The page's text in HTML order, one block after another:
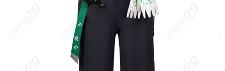
蹴りと突進を軸に、レイとの同調で瞬発力と攻撃圧を高めるラッ
シュダウンタイプとして描かれる。ブラジル出身。
：代表的なコスチュームは深緑のテーラードジ
ャケットに白いブラウス、白のスラックス、黒系のブーツ、腰の
赤いサッシュ（ロープベルト）という出で立ち。戦闘時は霊狼レ
イの力で身体能力が強化され、素早い踏み込みと蹴り技で相手を